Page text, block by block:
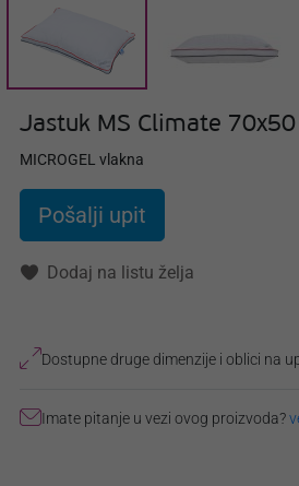
Jastuk MS Climate 70x50
MICROGEL vlakna
Pošalji upit
Dodaj na listu želja
Dostupne druge dimenzije i oblici na
Imate pitanje u vezi ovog proizvoda?